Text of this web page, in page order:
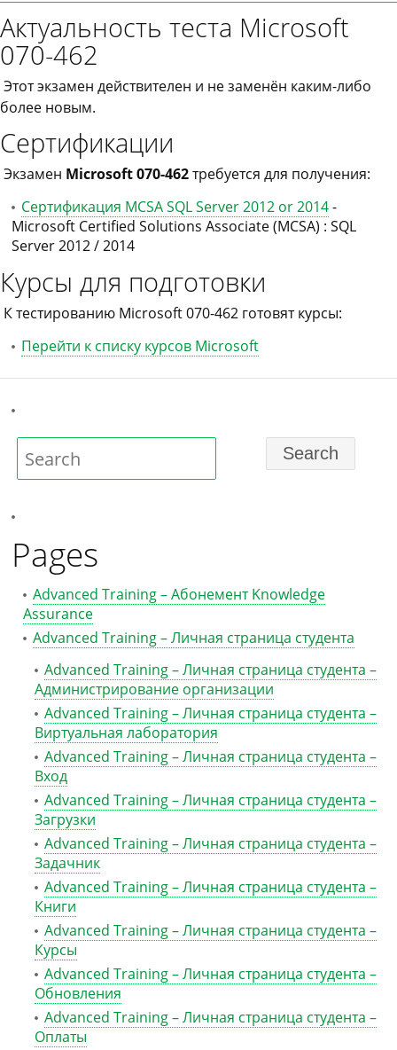
Актуальность теста Microsoft
070-462
Этот экзамен действителен и не заменён каким-либо
более новым.
Сертификации
Экзамен Microsoft 070-462требуется для получения:
Сертификация MCSA SQL Server 2012 or 2014-
Microsoft Certified Solutions Associate (MCSA) : SQL
Server 2012 / 2014
Курсы для подготовки
К тестированию Microsoft 070-462 готовят курсы:
Перейти к списку курсов Microsoft
Pages
Advanced Training – Абонемент Knowledge
Assurance
Advanced Training – Личная страница студента
Advanced Training – Личная страница студента –
Администрирование организации
Advanced Training – Личная страница студента –
Виртуальная лаборатория
Advanced Training – Личная страница студента –
Вход
Advanced Training – Личная страница студента –
Загрузки
Advanced Training – Личная страница студента –
Задачник
Advanced Training – Личная страница студента –
Книги
Advanced Training – Личная страница студента –
Курсы
Advanced Training – Личная страница студента –
Обновления
Advanced Training – Личная страница студента –
Оплаты